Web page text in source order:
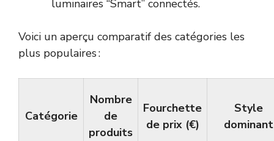
luminaires “Smart” connectés.
Voici un aperçu comparatif des catégories les
plus populaires :
Catégorie
Nombre
de
produits
Fourchette
de prix (€)
Style
dominant